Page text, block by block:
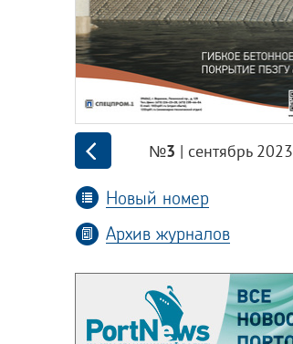
№3 | сентябрь 2023
Новый номер
Архив журналов